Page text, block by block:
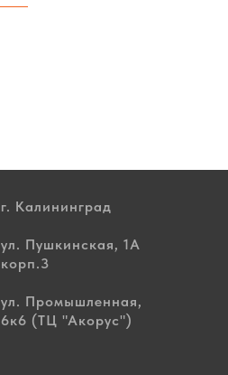
г. Калининград
ул. Пушкинская, 1А
корп.3
ул. Промышленная,
6к6 (ТЦ "Акорус")